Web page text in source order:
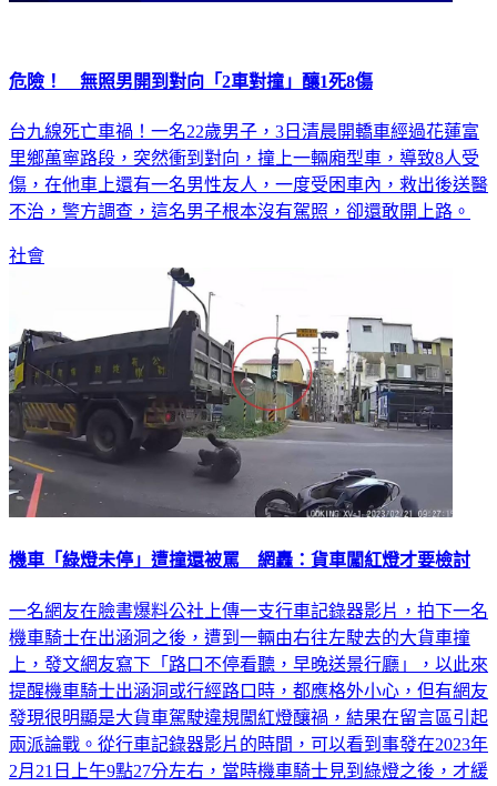
危險！ 無照男開到對向「2車對撞」釀1死8傷
台九線死亡車禍！一名22歲男子，3日清晨開轎車經過花蓮富
里鄉萬寧路段，突然衝到對向，撞上一輛廂型車，導致8人受
傷，在他車上還有一名男性友人，一度受困車內，救出後送醫
不治，警方調查，這名男子根本沒有駕照，卻還敢開上路。
社會
機車「綠燈未停」遭撞還被罵 網轟：貨車闖紅燈才要檢討
一名網友在臉書爆料公社上傳一支行車記錄器影片，拍下一名
機車騎士在出涵洞之後，遭到一輛由右往左駛去的大貨車撞
上，發文網友寫下「路口不停看聽，早晚送景行廳」，以此來
提醒機車騎士出涵洞或行經路口時，都應格外小心，但有網友
發現很明顯是大貨車駕駛違規闖紅燈釀禍，結果在留言區引起
兩派論戰。從行車記錄器影片的時間，可以看到事發在2023年
2月21日上午9點27分左右，當時機車騎士見到綠燈之後，才緩